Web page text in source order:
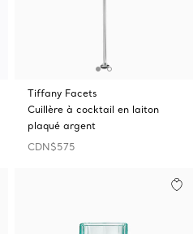
Tiffany Facets
Cuillère à cocktail en laiton
plaqué argent
CDN$575